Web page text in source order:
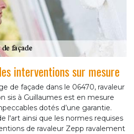
interventions sur mesure
de façade dans le 06470, ravaleur
sis à Guillaumes est en mesure
dotés d’une garantie.
l'art ainsi que les normes requises
de ravaleur Zepp ravalement